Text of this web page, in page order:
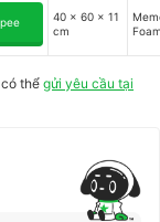
40 x 60 x 11
cm
thể gửi yêu cầu tại